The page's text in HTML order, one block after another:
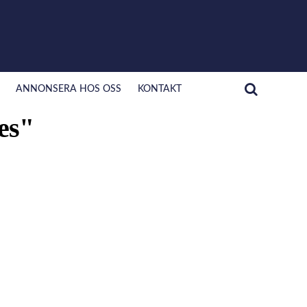
ANNONSERA HOS OSS KONTAKT